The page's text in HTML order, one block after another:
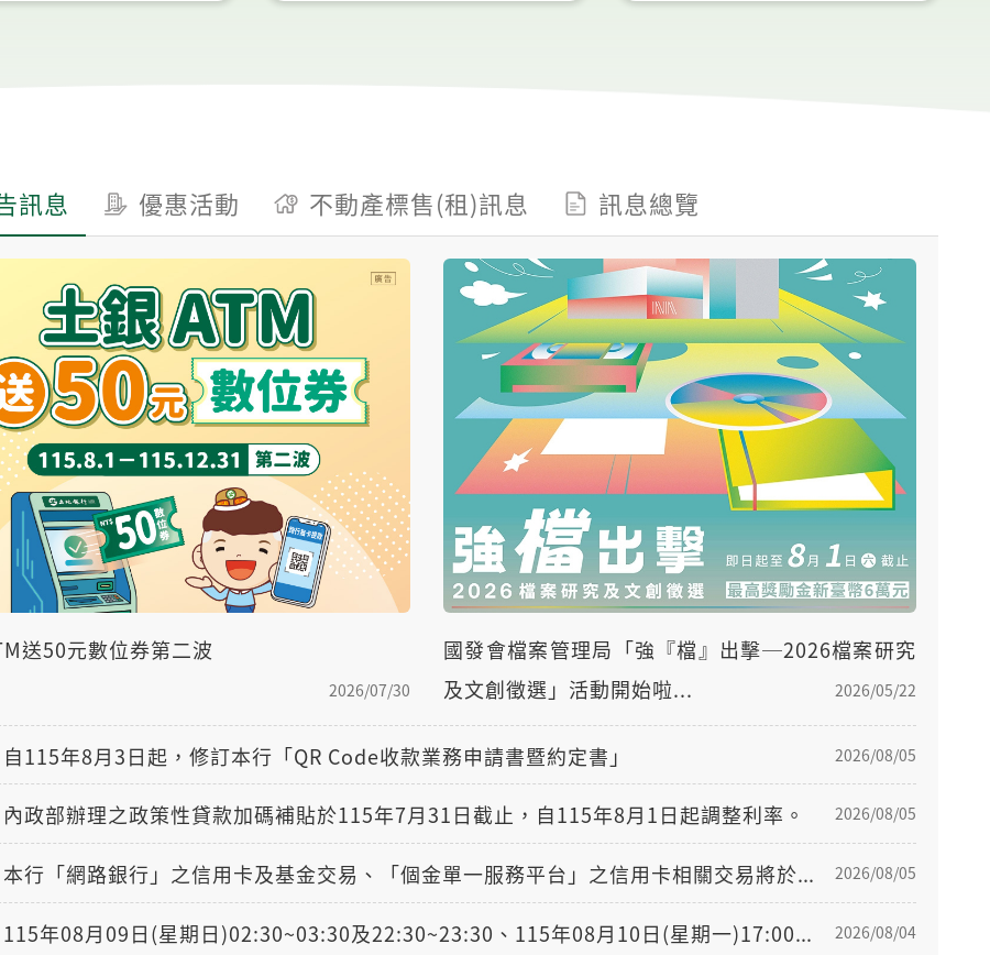
市場分析
資訊
商品報價
型商品報價
一億元以上大額定期
率
退場資訊及客戶權益
人專區
明
資訊圖形/圖像化專區
訊息 優惠活動 不動產標售(租)訊息 訊息總覽
送50元數位券第二波
2026/07/30
國發會檔案管理局「強『檔』出擊─2026檔案研究
及文創徵選」活動開始啦...
2026/05/22
自115年8月3日起，修訂本行「QR Code收款業務申請書暨約定書」 2026/08/05
內政部辦理之政策性貸款加碼補貼於115年7月31日截止，自115年8月1日起調整利率。 2026/08/05
本行「網路銀行」之信用卡及基金交易、「個金單一服務平台」之信用卡相關交易將於8/9（日）凌晨1時至5時（01：00-05：00）暫停服務公告。 2026/08/05
115年08月09日(星期日)02:30~03:30及22:30~23:30、115年08月10日(星期一)17:00~18:30、115年08月11日(星期二) 17:00~18:30進行帳戶連結支付(Account Link)系統維護公告 2026/08/04